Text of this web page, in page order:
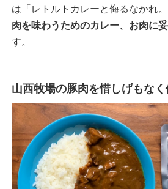
は「レトルトカレーと侮るなかれ。
肉を味わうためのカレー、お肉に妥
す。
山西牧場の豚肉を惜しげもな